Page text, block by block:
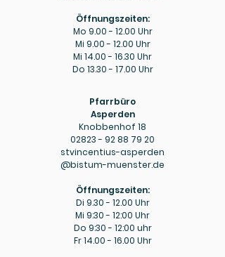
Öffnungszeiten:
Mo 9.00 - 12.00 Uhr
Mi 9.00 - 12.00 Uhr
Mi 14.00 - 16.30 Uhr
Do 13.30 - 17.00 Uhr
Pfarrbüro
Asperden
Knobbenhof 18
02823 - 92 88 79 20
stvincentius-asperden
@bistum-muenster.de
Öffnungszeiten:
Di 9.30 - 12.00 Uhr
Mi 9:30 - 12:00 Uhr
Do 9:30 - 12:00 uhr
Fr14.00 - 16.00 Uhr